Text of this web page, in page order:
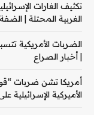
تكثيف الغارات
الغربية المحتلة |
الضربات الأمريكية
| أخبار الصراع
أمريكا تشن ضربات
الأميركية الإسرائيلية